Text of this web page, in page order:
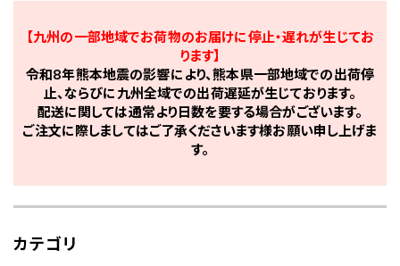
【九州の一部地域でお荷物のお届けに停止・遅れが生じてお
ります】
令和8年熊本地震の影響により、熊本県一部地域での出荷停
止、ならびに九州全域での出荷遅延が生じております。
配送に関しては通常より日数を要する場合がございます。
ご注文に際しましてはご了承くださいます様お願い申し上げま
す。
カテゴリ